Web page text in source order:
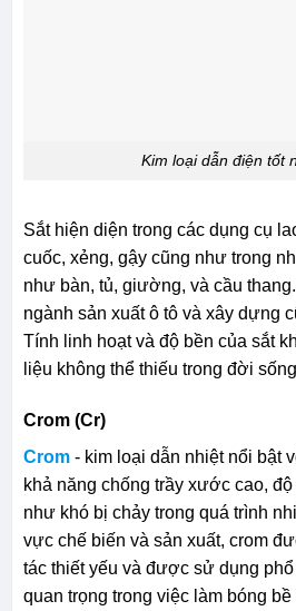
Kim loại dẫn điện tốt
Sắt hiện diện trong các dụng cụ
cuốc, xẻng, gậy cũng như trong
như bàn, tủ, giường, và cầu
ngành sản xuất ô tô và xây dựng
Tính linh hoạt và độ bền của sắt
liệu không thể thiếu trong đời
Crom (Cr)
Crom- kim loại dẫn nhiệt nổi bật
khả năng chống trầy xước cao,
như khó bị chảy trong quá trình
vực chế biến và sản xuất, crom
tác thiết yếu và được sử dụng
quan trọng trong việc làm bóng